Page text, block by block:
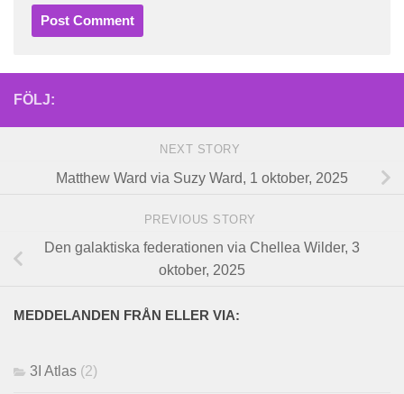
FÖLJ:
NEXT STORY
Matthew Ward via Suzy Ward, 1 oktober, 2025
PREVIOUS STORY
Den galaktiska federationen via Chellea Wilder, 3
oktober, 2025
MEDDELANDEN FRÅN ELLER VIA:
3I Atlas (2)